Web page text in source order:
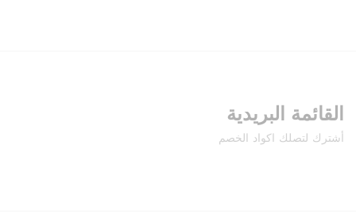
القائمة البريدية
أشترك لتصلك اكواد الخصم